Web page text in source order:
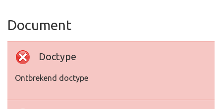
Document
Doctype
Ontbrekend doctype